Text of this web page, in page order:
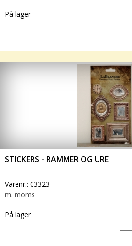
På lager
STICKERS - RAMMER OG URE
Varenr.: 03323
m. moms
På lager